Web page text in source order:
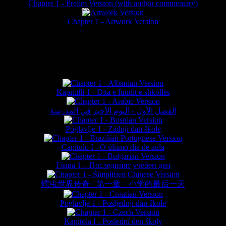
Chapter 1 - Prelim Version (with author commentary)
Chapter 1 - Artwork Version
Kapitulli 1 - Dita e fundit e shkollës
الفصل الأول - اليوم الأخير في المدرسة
Poglavlje 1 - Zadnji dan škole
Capítulo I - O último dia de aula
Глава 1 – Последният учебен ден
蠕虫世界传奇 - 第一章 – 小学的最后一天
Poglavlje 1 - Posljednji dan škole
Kapitola I - Poslední den školy
website © Daniel Lieske 2026 - Wormworld® is a registered